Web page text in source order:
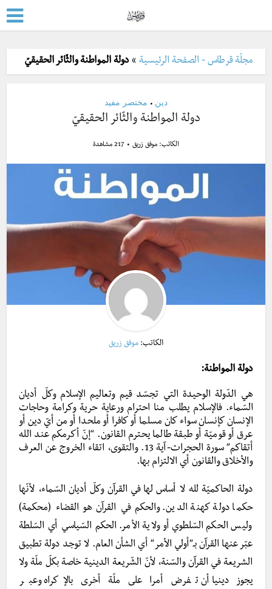
مجلّة قرطاس - الصفحة الرئيسية »دولة المواطنة والثّائر الحقيقيّ
دين • مختصر مفيد
دولة المواطنة والثّائر الحقيقيّ
الكاتب: موفق زريق 217 مشاهدة
الكاتب: موفق زريق
دولة المواطنة:
هي الدّولة الوحيدة التي تجسّد قيم وتعاليم الإسلام وكلّ أديان
السّماء. فالإسلام يطلب منا احترام ورعاية حرية وكرامة وحاجات
الإنسان كإنسان سواء كان مسلما أو كافرا أو ملحدا أو من أيّ دين أو
عرق أو قوميّة أو طبقة طالما يحترم القانون. “إنّ أكرمكم عند الله
أتقاكم” سورة الحجرات-آية 13. والتقوى، اتقاء الخروج عن العرف
والأخلاق والقانون أي الالتزام بها.
دولة الحاكميّة لله لا أساس لها في القرآن وكلّ أديان السّماء، لأنّها
حكما دولة كهنة الدين. والحكم في القرآن هو القضاء (محكمة)
وليس الحكم السّلطوي أو ولاية الأمر. الحكم السّياسي أي السّلطة
عبّر عنها القرآن بـ”أولي الأمر” أي الشأن العام. لا توجد دولة تطبيق
الشريعة في القرآن والسّنة، لأنّ الشّريعة الدينية خاصة بكلّ ملّة ولا
يجوز دينيا أن تفرض أمرا على ملّة أخرى بالإكراه وعبر